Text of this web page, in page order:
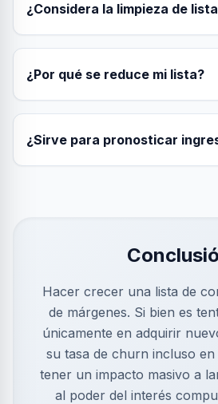
¿Considera la limpieza de
¿Por qué se reduce mi lista?
¿Sirve para pronosticar
Hacer crecer una lista de
de márgenes. Si bien es
únicamente en adquirir
su tasa de churn incluso
tener un impacto masivo a
al poder del interés